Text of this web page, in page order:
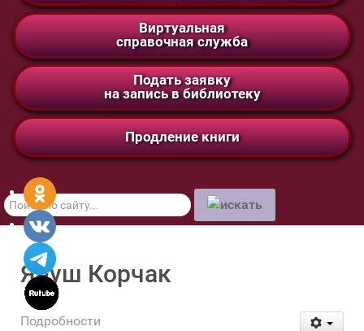
Виртуальная
справочная служба
Подать заявку
на запись в библиотеку
Продление книги
Поиск
по
сайту
Януш Корчак
Подробности